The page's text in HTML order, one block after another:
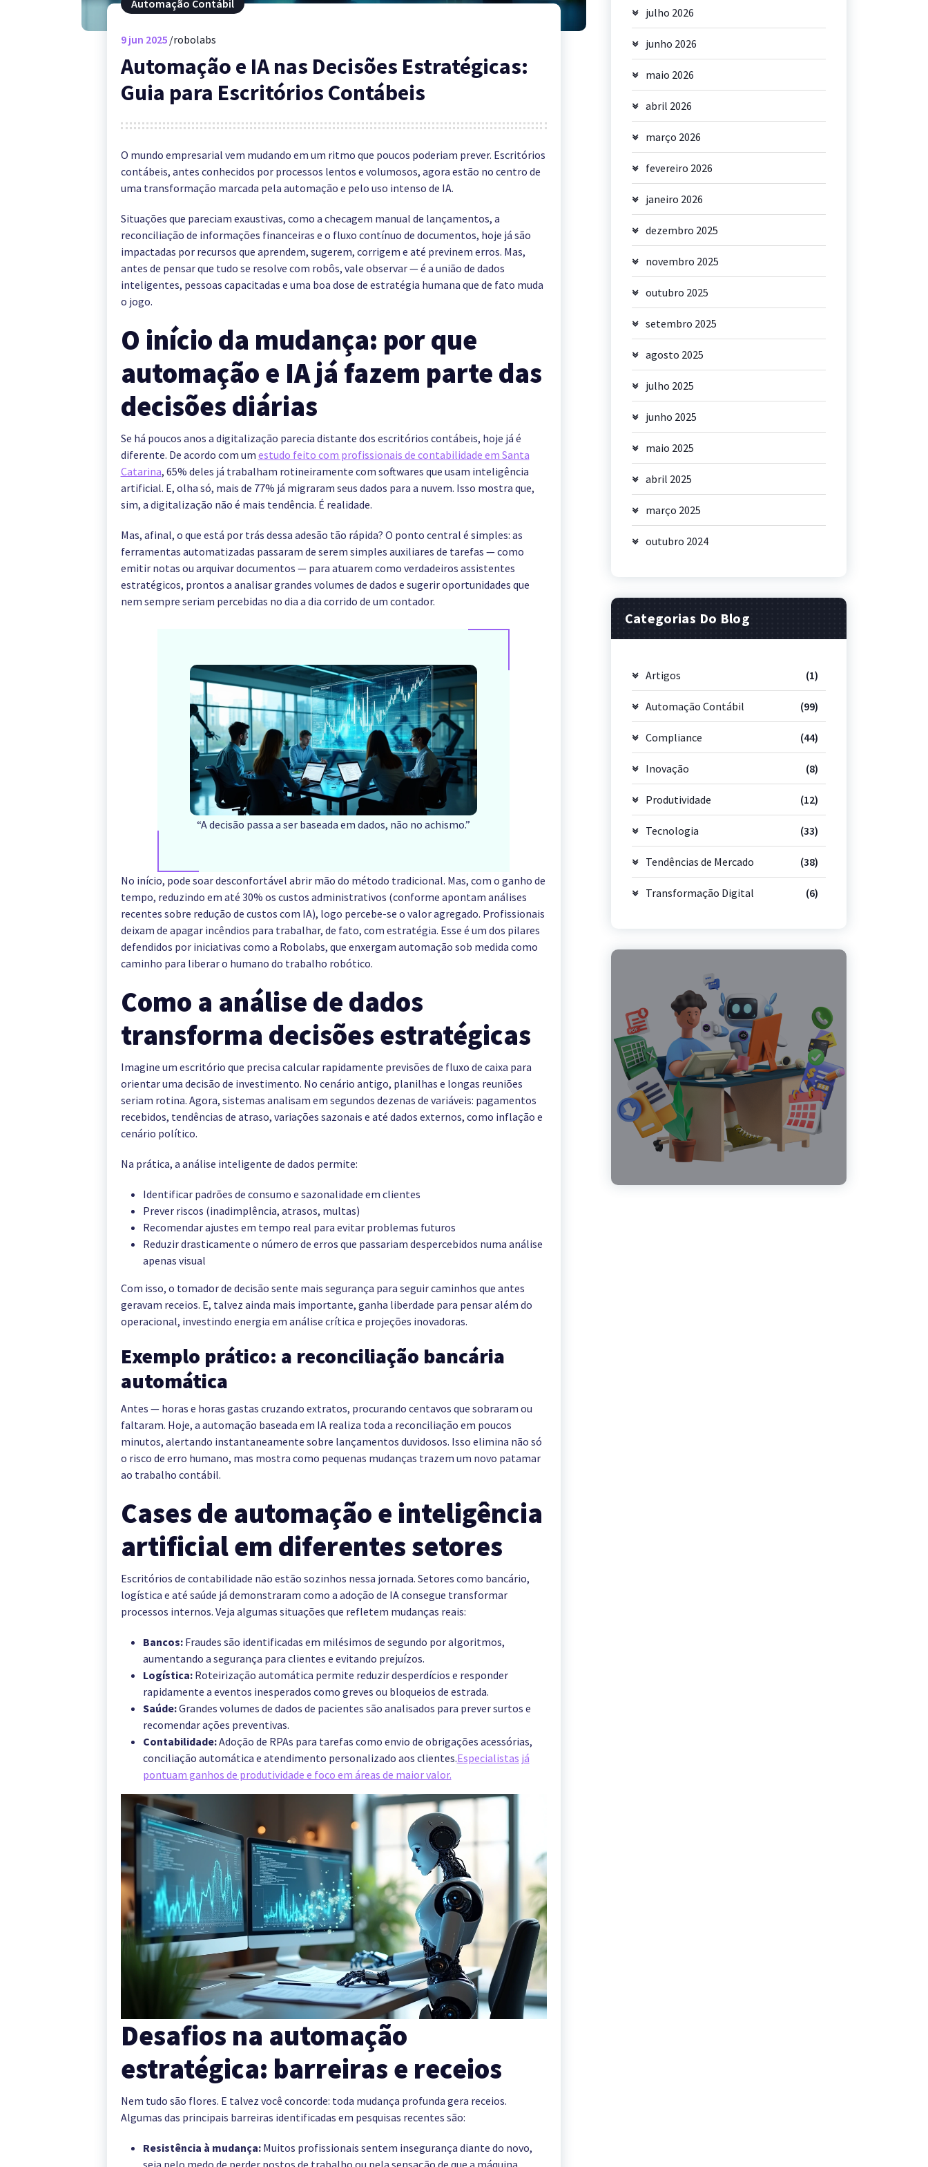
Automação Contábil
9jun 2025 robolabs
Automação e IA nas Decisões Estratégicas:
Guia para Escritórios Contábeis
O mundo empresarial vem mudando em um ritmo que poucos poderiam prever. Escritórios
contábeis, antes conhecidos por processos lentos e volumosos, agora estão no centro de
uma transformação marcada pela automação e pelo uso intenso de IA.
Situações que pareciam exaustivas, como a checagem manual de lançamentos, a
reconciliação de informações financeiras e o fluxo contínuo de documentos, hoje já são
impactadas por recursos que aprendem, sugerem, corrigem e até previnem erros. Mas,
antes de pensar que tudo se resolve com robôs, vale observar — é a união de dados
inteligentes, pessoas capacitadas e uma boa dose de estratégia humana que de fato muda
o jogo.
O início da mudança: por que
automação e IA já fazem parte das
decisões diárias
Se há poucos anos a digitalização parecia distante dos escritórios contábeis, hoje já é
diferente. De acordo com um estudo feito com profissionais de contabilidade em Santa
Catarina, 65% deles já trabalham rotineiramente com softwares que usam inteligência
artificial. E, olha só, mais de 77% já migraram seus dados para a nuvem. Isso mostra que,
sim, a digitalização não é mais tendência. É realidade.
Mas, afinal, o que está por trás dessa adesão tão rápida? O ponto central é simples: as
ferramentas automatizadas passaram de serem simples auxiliares de tarefas — como
emitir notas ou arquivar documentos — para atuarem como verdadeiros assistentes
estratégicos, prontos a analisar grandes volumes de dados e sugerir oportunidades que
nem sempre seriam percebidas no dia a dia corrido de um contador.
“A decisão passa a ser baseada em dados, não no achismo.”
No início, pode soar desconfortável abrir mão do método tradicional. Mas, com o ganho de
tempo, reduzindo em até 30% os custos administrativos (conforme apontam análises
recentes sobre redução de custos com IA), logo percebe-se o valor agregado. Profissionais
deixam de apagar incêndios para trabalhar, de fato, com estratégia. Esse é um dos pilares
defendidos por iniciativas como a Robolabs, que enxergam automação sob medida como
caminho para liberar o humano do trabalho robótico.
Como a análise de dados
transforma decisões estratégicas
Imagine um escritório que precisa calcular rapidamente previsões de fluxo de caixa para
orientar uma decisão de investimento. No cenário antigo, planilhas e longas reuniões
seriam rotina. Agora, sistemas analisam em segundos dezenas de variáveis: pagamentos
recebidos, tendências de atraso, variações sazonais e até dados externos, como inflação e
cenário político.
Na prática, a análise inteligente de dados permite:
Identificar padrões de consumo e sazonalidade em clientes
Prever riscos (inadimplência, atrasos, multas)
Recomendar ajustes em tempo real para evitar problemas futuros
Reduzir drasticamente o número de erros que passariam despercebidos numa análise
apenas visual
Com isso, o tomador de decisão sente mais segurança para seguir caminhos que antes
geravam receios. E, talvez ainda mais importante, ganha liberdade para pensar além do
operacional, investindo energia em análise crítica e projeções inovadoras.
Exemplo prático: a reconciliação bancária
automática
Antes — horas e horas gastas cruzando extratos, procurando centavos que sobraram ou
faltaram. Hoje, a automação baseada em IA realiza toda a reconciliação em poucos
minutos, alertando instantaneamente sobre lançamentos duvidosos. Isso elimina não só
o risco de erro humano, mas mostra como pequenas mudanças trazem um novo patamar
ao trabalho contábil.
Cases de automação e inteligência
artificial em diferentes setores
Escritórios de contabilidade não estão sozinhos nessa jornada. Setores como bancário,
logística e até saúde já demonstraram como a adoção de IA consegue transformar
processos internos. Veja algumas situações que refletem mudanças reais:
Bancos:Fraudes são identificadas em milésimos de segundo por algoritmos,
aumentando a segurança para clientes e evitando prejuízos.
Logística:Roteirização automática permite reduzir desperdícios e responder
rapidamente a eventos inesperados como greves ou bloqueios de estrada.
Saúde:Grandes volumes de dados de pacientes são analisados para prever surtos e
recomendar ações preventivas.
Contabilidade:Adoção de RPAs para tarefas como envio de obrigações acessórias,
conciliação automática e atendimento personalizado aos clientes.Especialistas já
pontuam ganhos de produtividade e foco em áreas de maior valor.
Desafios na automação
estratégica: barreiras e receios
Nem tudo são flores. E talvez você concorde: toda mudança profunda gera receios.
Algumas das principais barreiras identificadas em pesquisas recentes são:
Resistência à mudança:Muitos profissionais sentem insegurança diante do novo,
seja pelo medo de perder postos de trabalho ou pela sensação de que a máquina
julho 2026
junho 2026
maio 2026
abril 2026
março 2026
fevereiro 2026
janeiro 2026
dezembro 2025
novembro 2025
outubro 2025
setembro 2025
agosto 2025
julho 2025
junho 2025
maio 2025
abril 2025
março 2025
outubro 2024
Categorias Do Blog
Artigos (1)
Automação Contábil (99)
Compliance (44)
Inovação (8)
Produtividade (12)
Tecnologia (33)
Tendências de Mercado (38)
Transformação Digital (6)